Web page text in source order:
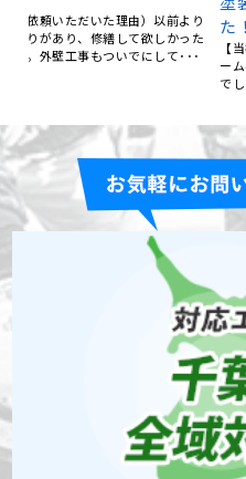
た！
【当社にご依頼いただいた理由】 ホ
ームページを見て塗装の知識が豊富
でしっかりとした見解を持っ･･･